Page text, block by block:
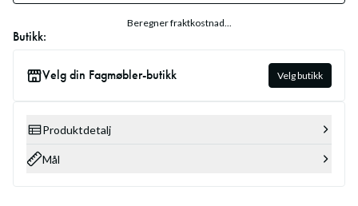
Beregner fraktkostnad...
Butikk:
Velg din Fagmøbler-butikk Velg butikk
Produktdetalj
Mål